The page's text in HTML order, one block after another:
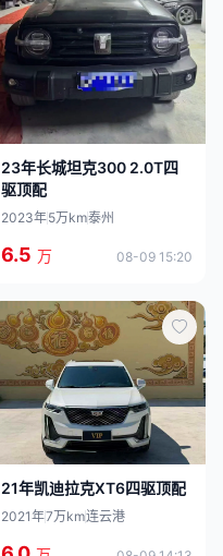
23年长城坦克300 2.0T四
驱顶配
2023年5万km泰州
6.5 万 08-09 15:20
21年凯迪拉克XT6四驱顶配
2021年7万km连云港